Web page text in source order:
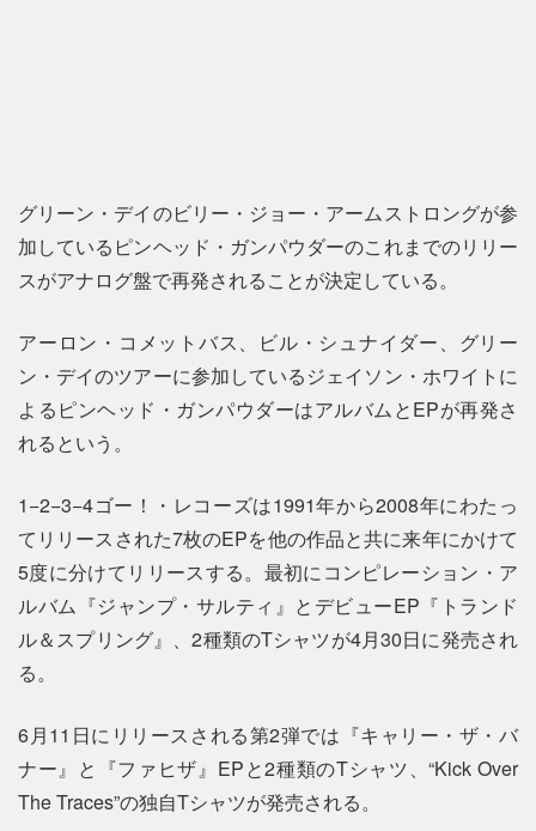
グリーン・デイのビリー・ジョー・アームストロングが参
加しているピンヘッド・ガンパウダーのこれまでのリリー
スがアナログ盤で再発されることが決定している。
アーロン・コメットバス、ビル・シュナイダー、グリー
ン・デイのツアーに参加しているジェイソン・ホワイトに
よるピンヘッド・ガンパウダーはアルバムとEPが再発さ
れるという。
1−2−3−4ゴー！・レコーズは1991年から2008年にわたっ
てリリースされた7枚のEPを他の作品と共に来年にかけて
5度に分けてリリースする。最初にコンピレーション・ア
ルバム『ジャンプ・サルティ』とデビューEP『トランド
ル＆スプリング』、2種類のTシャツが4月30日に発売され
る。
6月11日にリリースされる第2弾では『キャリー・ザ・バ
ナー』と『ファヒザ』EPと2種類のTシャツ、“Kick Over
The Traces”の独自Tシャツが発売される。